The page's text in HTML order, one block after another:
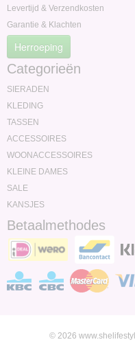
Levertijd & Verzendkosten
Garantie & Klachten
Herroeping
Categorieën
SIERADEN
KLEDING
TASSEN
ACCESSOIRES
WOONACCESSOIRES
KLEINE DAMES
SALE
KANSJES
Betaalmethodes
© 2026